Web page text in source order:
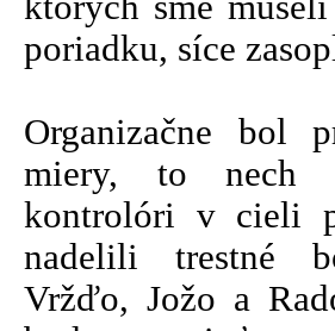
poriadku, síce
Organizačne bol
miery, to nech
kontrolóri v cieli
nadelili trestné
Vržďo, Jožo a